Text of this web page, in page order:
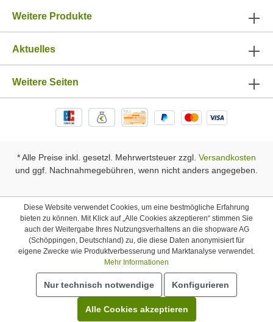
Weitere Produkte
Aktuelles
Weitere Seiten
* Alle Preise inkl. gesetzl. Mehrwertsteuer zzgl. Versandkosten
und ggf. Nachnahmegebühren, wenn nicht anders angegeben.
Diese Website verwendet Cookies, um eine bestmögliche Erfahrung
bieten zu können. Mit Klick auf „Alle Cookies akzeptieren“ stimmen Sie
auch der Weitergabe Ihres Nutzungsverhaltens an die shopware AG
(Schöppingen, Deutschland) zu, die diese Daten anonymisiert für
eigene Zwecke wie Produktverbesserung und Marktanalyse verwendet.
Mehr Informationen
Nur technisch notwendige Konfigurieren
Alle Cookies akzeptieren